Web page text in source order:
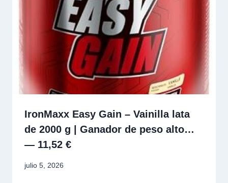
IronMaxx Easy Gain – Vainilla lata
de 2000 g | Ganador de peso alto…
— 11,52 €
julio 5, 2026